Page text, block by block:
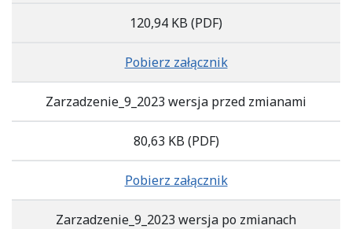
120,94 KB (PDF)
Pobierz załącznik
Zarzadzenie_9_2023 wersja przed zmianami
80,63 KB (PDF)
Pobierz załącznik
Zarzadzenie_9_2023 wersja po zmianach